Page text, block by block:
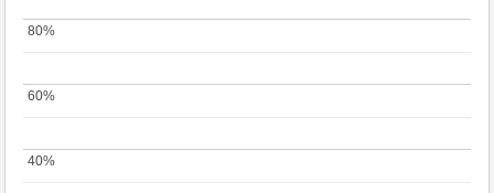
40%
40%
60%
60%
80%
80%